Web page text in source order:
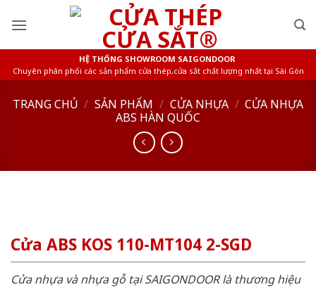
HỆ THỐNG SHOWROOM SAIGONDOOR
Chuyên phân phối các sản phẩm cửa thép,cửa sắt chất lượng nhất tại Sài Gòn
TRANG CHỦ / SẢN PHẨM / CỬA NHỰA / CỬA NHỰA
ABS HÀN QUỐC
Cửa ABS KOS 110-MT104 2-SGD
Cửa nhựa và nhựa gỗ tại SAIGONDOOR là thương hiệu